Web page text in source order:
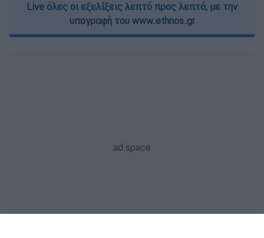
Live όλες οι εξελίξεις λεπτό προς λεπτό, με την
υπογραφή του www.ethnos.gr